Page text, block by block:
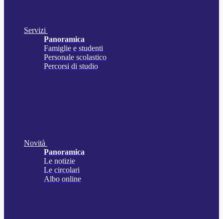
Servizi
Panoramica
Famiglie e studenti
Personale scolastico
Percorsi di studio
Novità
Panoramica
Le notizie
Le circolari
Albo online